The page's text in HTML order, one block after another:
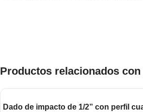
Productos relacionados
Dado de impacto de 1/2” con perfil